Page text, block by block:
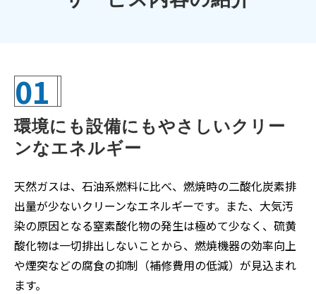
01
環境にも設備にもやさしいクリー
ンなエネルギー
天然ガスは、石油系燃料に比べ、燃焼時の二酸化炭素排
出量が少ないクリーンなエネルギーです。また、大気汚
染の原因となる窒素酸化物の発生は極めて少なく、硫黄
酸化物は一切排出しないことから、燃焼機器の効率向上
や煙突などの腐食の抑制（補修費用の低減）が見込まれ
ます。